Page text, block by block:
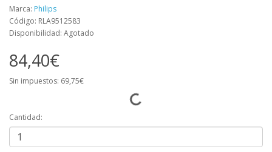
Marca: Philips
Código: RLA9512583
Disponibilidad: Agotado
84,40€
Sin impuestos: 69,75€
Cantidad: